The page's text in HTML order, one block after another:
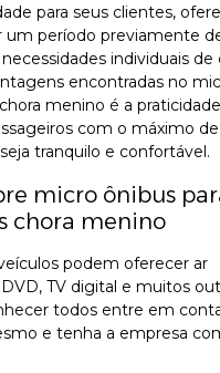
para seus clientes,
um período previamente
necessidades individuais de
encontradas no
menino é a
com o máximo
tranquilo e confortável.
micro ônibus
chora menino
podem oferecer ar
TV digital e muitos
todos entre em
e tenha a empresa